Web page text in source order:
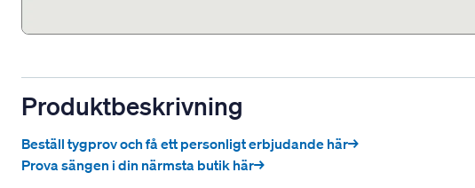
Produktbeskrivning
Beställ tygprov och få ett personligt erbjudande här→
Prova sängen i din närmsta butik här→